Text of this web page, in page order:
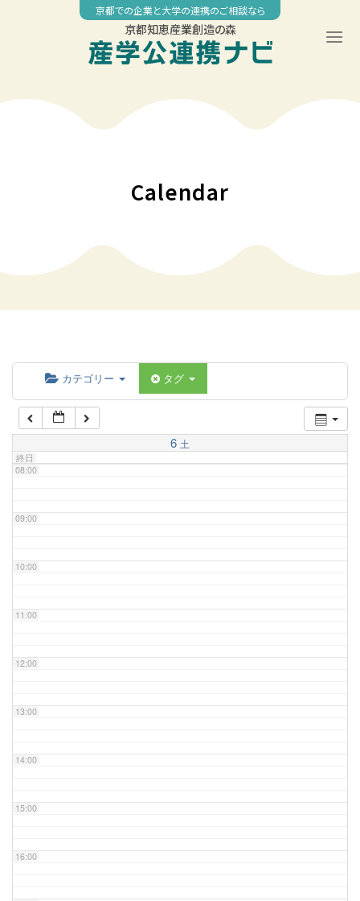
京都での企業と大学の連携のご相談なら
京都知恵産業創造の森
Calendar
カテゴリー タグ
6 土
終日
04:00
07:00
08:00
09:00
10:00
11:00
12:00
13:00
14:00
15:00
16:00